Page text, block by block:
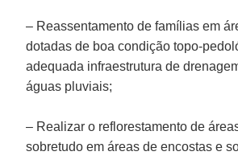
– Reassentamento de famílias em
dotadas de boa condição topo-
adequada infraestrutura de
águas pluviais;
– Realizar o reflorestamento de
sobretudo em áreas de encostas e